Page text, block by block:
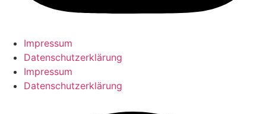
Impressum
Datenschutzerklärung
Impressum
Datenschutzerklärung